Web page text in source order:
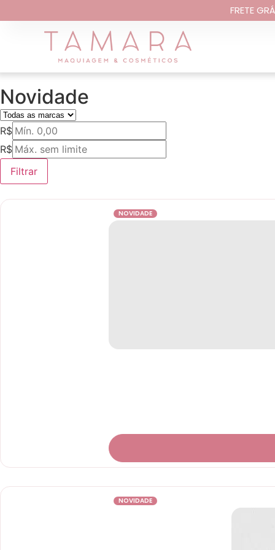
FRETE
Novidade
R$
R$
Filtrar
NOVIDADE
NOVIDADE